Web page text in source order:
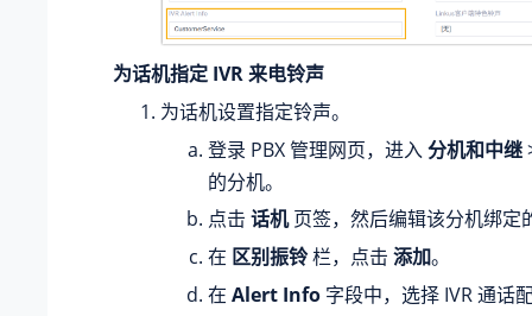
为话机指定 IVR 来电铃声
为话机设置指定铃声。
登录 PBX 管理网页，进入分机和中继
的分机。
点击 话机页签，然后编辑该分机绑定
在 区别振铃栏，点击 添加。
在 Alert Info 字段中，选择 IVR 通话